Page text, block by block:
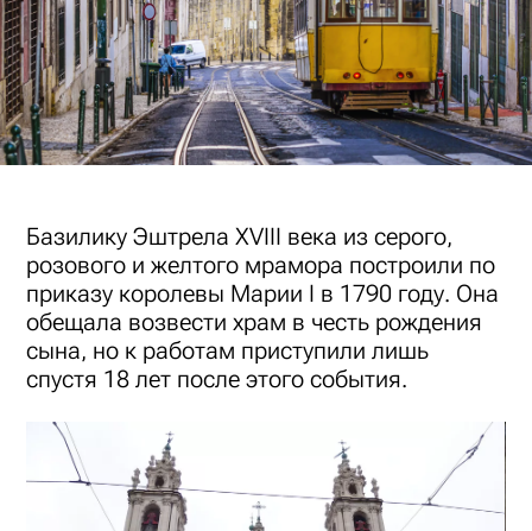
Базилику Эштрела XVIII века из серого,
розового и желтого мрамора построили по
приказу королевы Марии I в 1790 году. Она
обещала возвести храм в честь рождения
сына, но к работам приступили лишь
спустя 18 лет после этого события.